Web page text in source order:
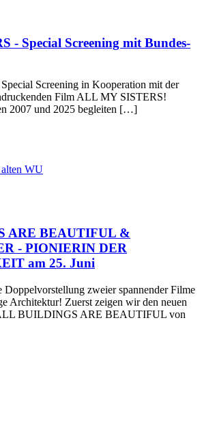
- Special Screening mit Bundes-
Screening in Kooperation mit der
Film ALL MY SISTERS!
2007 und 2025 begleiten […]
ARE BEAUTIFUL &
- PIONIERIN DER
am 25. Juni
Doppelvorstellung zweier spannender Filme
Architektur! Zuerst zeigen wir den neuen
BUILDINGS ARE BEAUTIFUL von